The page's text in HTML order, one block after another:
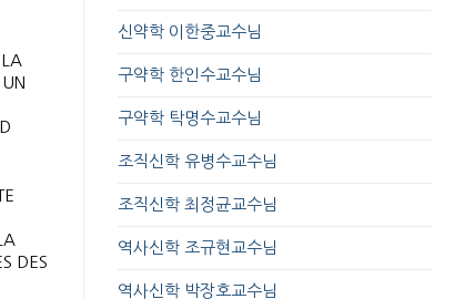
DES
신약학 이한중교수님
구약학 한인수교수님
구약학 탁명수교수님
조직신학 유병수교수님
조직신학 최정균교수님
역사신학 조규현교수님
역사신학 박장호교수님